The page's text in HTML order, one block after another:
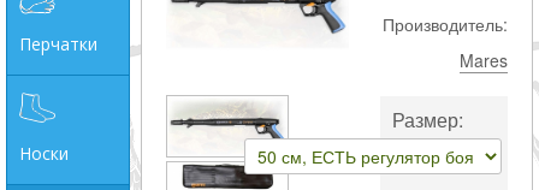
Любое из
слов
слова
Точное
Перчатки
Носки
Производитель:
Mares
Размер: